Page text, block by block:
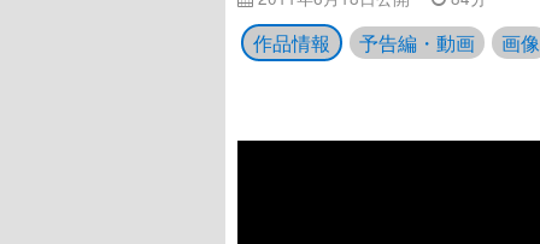
作品情報 予告編・動画 画像